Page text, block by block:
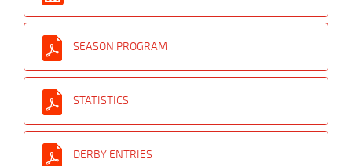
SEASON PROGRAM
STATISTICS
DERBY ENTRIES